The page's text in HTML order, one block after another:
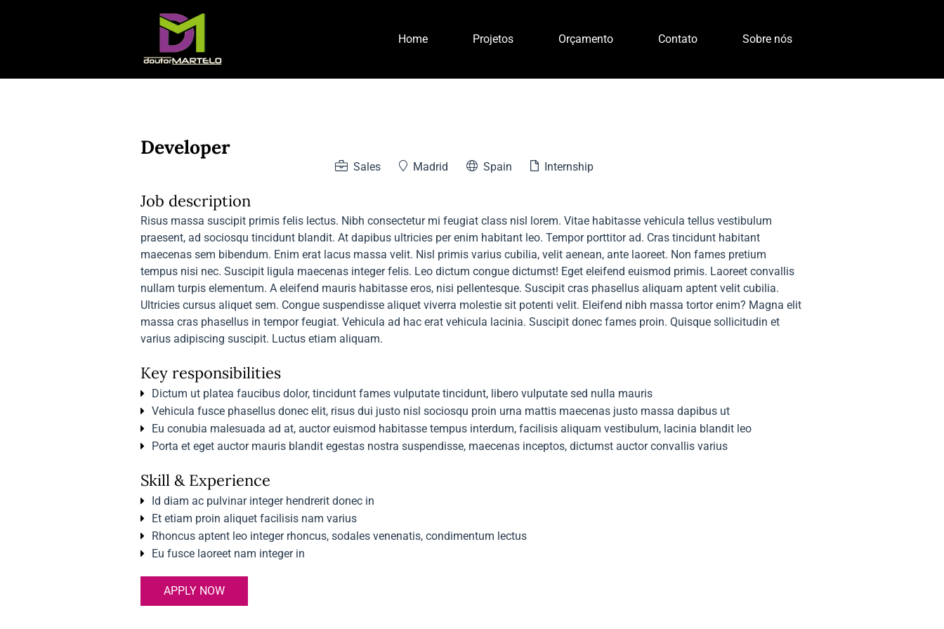
Home Projetos Orçamento Contato Sobre nós
Developer
Sales Madrid Spain Internship
Job description
Risus massa suscipit primis felis lectus. Nibh consectetur mi feugiat class nisl lorem. Vitae habitasse vehicula tellus vestibulum
praesent, ad sociosqu tincidunt blandit. At dapibus ultricies per enim habitant leo. Tempor porttitor ad. Cras tincidunt habitant
maecenas sem bibendum. Enim erat lacus massa velit. Nisl primis varius cubilia, velit aenean, ante laoreet. Non fames pretium
tempus nisi nec. Suscipit ligula maecenas integer felis. Leo dictum congue dictumst! Eget eleifend euismod primis. Laoreet convallis
nullam turpis elementum. A eleifend mauris habitasse eros, nisi pellentesque. Suscipit cras phasellus aliquam aptent velit cubilia.
Ultricies cursus aliquet sem. Congue suspendisse aliquet viverra molestie sit potenti velit. Eleifend nibh massa tortor enim? Magna elit
massa cras phasellus in tempor feugiat. Vehicula ad hac erat vehicula lacinia. Suscipit donec fames proin. Quisque sollicitudin et
varius adipiscing suscipit. Luctus etiam aliquam.
Key responsibilities
Dictum ut platea faucibus dolor, tincidunt fames vulputate tincidunt, libero vulputate sed nulla mauris
Vehicula fusce phasellus donec elit, risus dui justo nisl sociosqu proin urna mattis maecenas justo massa dapibus ut
Eu conubia malesuada ad at, auctor euismod habitasse tempus interdum, facilisis aliquam vestibulum, lacinia blandit leo
Porta et eget auctor mauris blandit egestas nostra suspendisse, maecenas inceptos, dictumst auctor convallis varius
Skill & Experience
Id diam ac pulvinar integer hendrerit donec in
Et etiam proin aliquet facilisis nam varius
Rhoncus aptent leo integer rhoncus, sodales venenatis, condimentum lectus
Eu fusce laoreet nam integer in
APPLY NOW